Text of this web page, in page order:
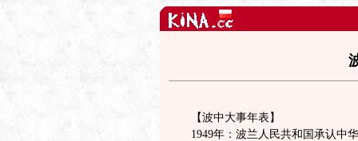
【波中大事年表】
1949年：波兰人民共和国承认中华